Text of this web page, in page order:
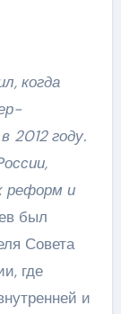
когда
2012 году.
реформ и
был
Совета
где
и